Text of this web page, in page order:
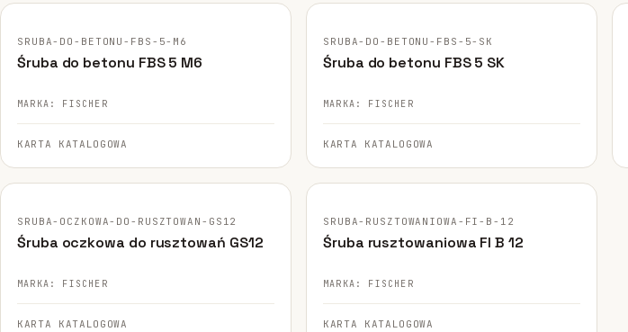
FISCHER · ORYGINALNE ZDJĘCIE
SRUBA-DO-BETONU-FBS-5-M6
Śruba do betonu FBS 5 M6
MARKA: FISCHER
KARTA KATALOGOWA
FISCHER · ORYGINALNE ZDJĘCIE
SRUBA-DO-BETONU-FBS-5-SK
Śruba do betonu FBS 5 SK
MARKA: FISCHER
KARTA KATALOGOWA
FISCHER · ORYGINALNE ZDJĘCIE
SRUBA-OCZKOWA-DO-RUSZTOWAN-GS12
Śruba oczkowa do rusztowań GS12
MARKA: FISCHER
KARTA KATALOGOWA
FISCHER · ORYGINALNE ZDJĘCIE
SRUBA-RUSZTOWANIOWA-FI-B-12
Śruba rusztowaniowa FI B 12
MARKA: FISCHER
KARTA KATALOGOWA